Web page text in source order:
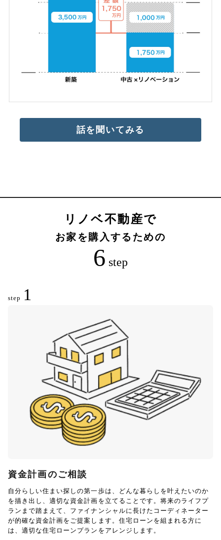
話を聞いてみる
リノベ不動産で
お家を購入するための
6 step
step 1
資金計画のご相談
自分らしい住まい探しの第一歩は、どんな暮らしを叶えたいのか
を描き出し、適切な資金計画を立てることです。将来のライフプ
ランまで踏まえて、ファイナンシャルに長けたコーディネーター
が的確な資金計画をご提案します。住宅ローンを組まれる方に
は、適切な住宅ローンプランをアレンジします。